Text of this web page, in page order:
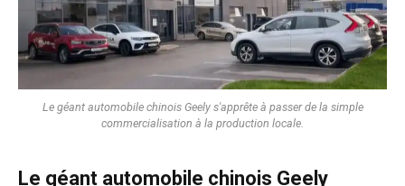
Le géant automobile chinois Geely s'apprête à passer de la simple
commercialisation à la production locale.
Le géant automobile chinois Geely